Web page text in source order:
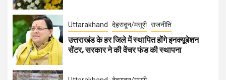
Uttarakhand देहरादून/मसूरी राजनीति
उत्तराखंड के हर जिले में स्थापित होंगे इनक्यूबेशन
सेंटर, सरकार ने की वेंचर फंड की स्थापना